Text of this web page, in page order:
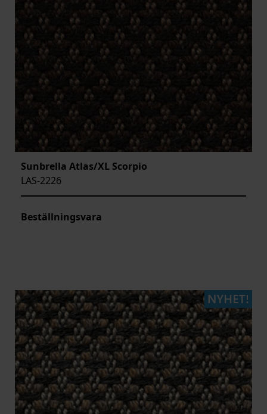
Sunbrella Atlas/XL Scorpio
LAS-2226
Beställningsvara